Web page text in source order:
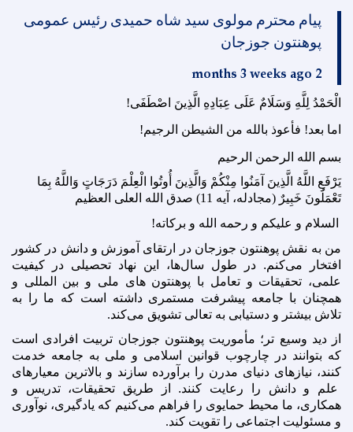
پیام محترم مولوی سید شاه حمیدی رئیس عمومی
پوهنتون جوزجان
2 months 3 weeks ago
الْحَمْدُ لِلَّهِ وَسَلَامٌ عَلَى عِبَادِهِ الَّذِينَ اصْطَفَى!
اما بعد! فأعوذ بالله من الشیطن الرجیم!
بسم الله الرحمن الرحیم
يَرْفَعِ اللَّهُ الَّذِينَ آمَنُوا مِنْكُمْ وَالَّذِينَ أُوتُوا الْعِلْمَ دَرَجَاتٍ وَاللَّهُ بِمَا
تَعْمَلُونَ خَبِيرٌ (مجادله، آیه 11) صدق الله العلی العظیم
السلام و علیکم و رحمه الله و برکاته!
من به نقش پوهنتون جوزجان در ارتقای آموزش و دانش در کشور
افتخار می‌کنم. در طول سال‌ها، این نهاد تحصیلی در کیفیت
علمی، تحقیقات و تعامل با پوهنتون های ملی و بین المللی و
همچنان با جامعه پیشرفت مستمری داشته است که ما را به
تلاش بیشتر و دستیابی به تعالی تشویق می‌کند.
از دید وسیع تر؛ مأموریت پوهنتون جوزجان تربیت افرادی است
که بتوانند در چارچوب قوانین اسلامی و ملی به جامعه خدمت
کنند، نیازهای دنیای مدرن را برآورده سازند و بالاترین معیارهای
علم و دانش را رعایت کنند. از طریق تحقیقات، تدریس و
همکاری، ما محیط حمایوی را فراهم می‌کنیم که یادگیری، نوآوری
و مسئولیت اجتماعی را تقویت کند.